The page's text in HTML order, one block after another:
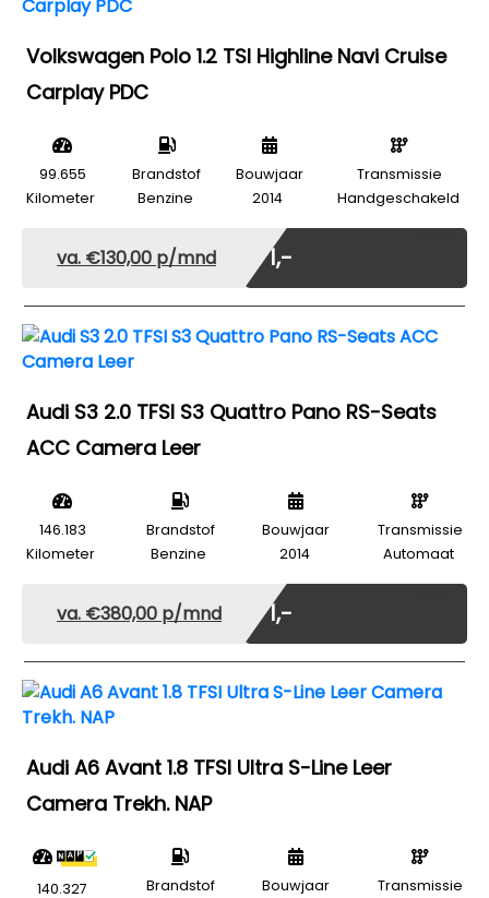
Volkswagen Polo 1.2 TSI Highline Navi Cruise
Carplay PDC
99.655
Kilometer
Brandstof
Benzine
Bouwjaar
2014
Transmissie
Handgeschakeld
va. €130,00 p/mnd € 1,-
Audi S3 2.0 TFSI S3 Quattro Pano RS-Seats
ACC Camera Leer
146.183
Kilometer
Brandstof
Benzine
Bouwjaar
2014
Transmissie
Automaat
va. €380,00 p/mnd € 1,-
Audi A6 Avant 1.8 TFSI Ultra S-Line Leer
Camera Trekh. NAP
140.327 Brandstof Bouwjaar Transmissie